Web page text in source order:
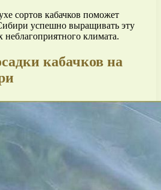
сортов кабачков поможет
успешно выращивать эту
неблагоприятного климата.
кабачков на